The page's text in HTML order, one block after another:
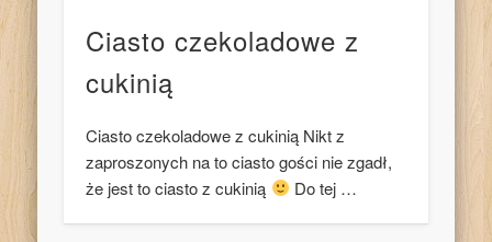
Ciasto czekoladowe z
cukinią
Ciasto czekoladowe z cukinią Nikt z
zaproszonych na to ciasto gości nie zgadł,
że jest to ciasto z cukinią
Do tej …